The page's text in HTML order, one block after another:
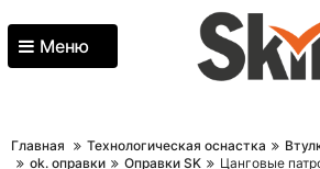
Меню
Главная Технологическая оснастка
ok. оправки
Оправки SK Цанговые